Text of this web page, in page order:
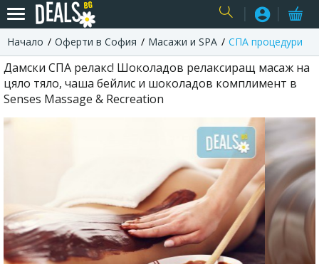
USER
Начало Оферти в София Масажи и SPA СПА процедури
Дамски СПА релакс! Шоколадов релаксиращ масаж на
цяло тяло, чаша бейлис и шоколадов комплимент в
Senses Massage & Recreation